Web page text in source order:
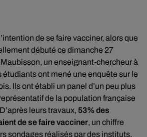
de se faire vacciner, alors que
débuté ce dimanche 27
un enseignant-chercheur à
étudiants ont mené une enquête sur le
Ils ont établi un panel d’un peu plus
de la population française
leurs travaux, 53% des
de se faire vacciner, un chiffre
sondages réalisés par des instituts.